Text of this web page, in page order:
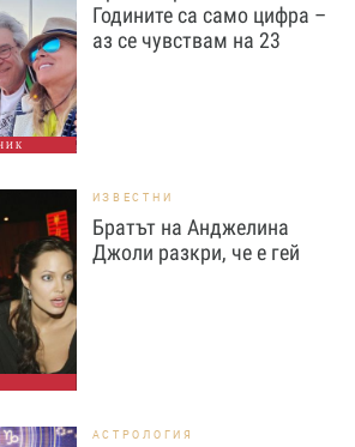
Годините са само цифра –
аз се чувствам на 23
ИЗВЕСТНИ
Братът на Анджелина
Джоли разкри, че е гей
АСТРОЛОГИЯ